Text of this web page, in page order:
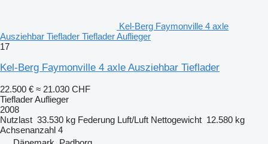
Kel-Berg Faymonville 4 axle
Ausziehbar Tieflader Tieflader Auflieger
17
Kel-Berg Faymonville 4 axle Ausziehbar Tieflader
22.500 € ≈ 21.030 CHF
Tieflader Auflieger
2008
Nutzlast 33.530 kg Federung Luft/Luft Nettogewicht 12.580 kg
Achsenanzahl 4